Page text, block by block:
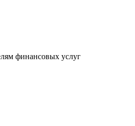
финансовых услуг